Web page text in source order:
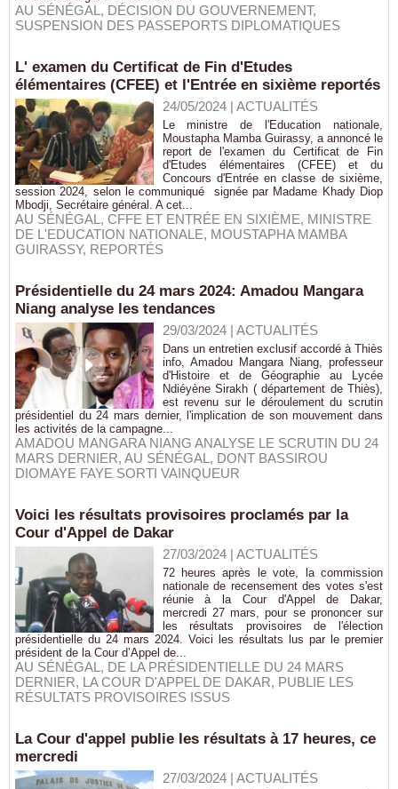
AU SÉNÉGAL , DÉCISION DU GOUVERNEMENT,
SUSPENSION DES PASSEPORTS DIPLOMATIQUES
L' examen du Certificat de Fin d'Etudes
élémentaires (CFEE) et l'Entrée en sixième reportés
24/05/2024| ACTUALITÉS
Le ministre de l'Education nationale,
Moustapha Mamba Guirassy, a annoncé le
report de l'examen du Certificat de Fin
d'Etudes élémentaires (CFEE) et du
Concours d'Entrée en classe de sixième,
session 2024, selon le communiqué signée par Madame Khady Diop
Mbodji, Secrétaire général. A cet...
AU SÉNÉGAL , CFFE ET ENTRÉE EN SIXIÈME, MINISTRE
DE L'EDUCATION NATIONALE, MOUSTAPHA MAMBA
GUIRASSY, REPORTÉS
Présidentielle du 24 mars 2024: Amadou Mangara
Niang analyse les tendances
29/03/2024| ACTUALITÉS
Dans un entretien exclusif accordé à Thiès
info, Amadou Mangara Niang, professeur
d'Histoire et de Géographie au Lycée
Ndiéyène Sirakh ( département de Thiès),
est revenu sur le déroulement du scrutin
présidentiel du 24 mars dernier, l'implication de son mouvement dans
les activités de la campagne...
AMADOU MANGARA NIANG ANALYSE LE SCRUTIN DU 24
MARS DERNIER, AU SÉNÉGAL , DONT BASSIROU
DIOMAYE FAYE SORTI VAINQUEUR
Voici les résultats provisoires proclamés par la
Cour d'Appel de Dakar
27/03/2024| ACTUALITÉS
72 heures après le vote, la commission
nationale de recensement des votes s'est
réunie à la Cour d'Appel de Dakar,
mercredi 27 mars, pour se prononcer sur
les résultats provisoires de l'élection
présidentielle du 24 mars 2024. Voici les résultats lus par le premier
président de la Cour d’Appel de...
AU SÉNÉGAL , DE LA PRÉSIDENTIELLE DU 24 MARS
DERNIER, LA COUR D'APPEL DE DAKAR, PUBLIE LES
RÉSULTATS PROVISOIRES ISSUS
La Cour d'appel publie les résultats à 17 heures, ce
mercredi
27/03/2024| ACTUALITÉS